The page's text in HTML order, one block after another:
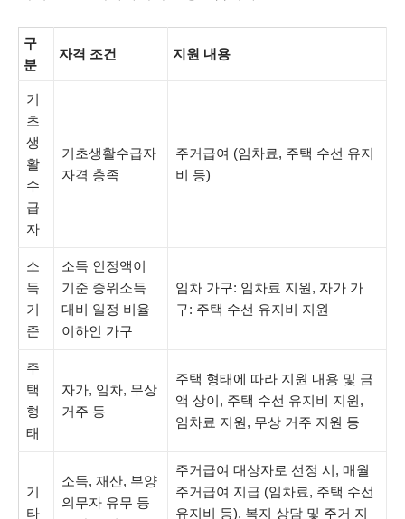
구
분
자격 조건 지원 내용
기
초
생
활
수
급
자
기초생활수급자
자격 충족
주거급여 (임차료, 주택 수선 유지
비 등)
소
득
기
준
소득 인정액이
기준 중위소득
대비 일정 비율
이하인 가구
임차 가구: 임차료 지원, 자가 가
구: 주택 수선 유지비 지원
주
택
형
태
자가, 임차, 무상
거주 등
주택 형태에 따라 지원 내용 및 금
액 상이, 주택 수선 유지비 지원,
임차료 지원, 무상 거주 지원 등
기
타
소득, 재산, 부양
의무자 유무 등
주거급여 대상자로 선정 시, 매월
주거급여 지급 (임차료, 주택 수선
유지비 등), 복지 상담 및 주거 지